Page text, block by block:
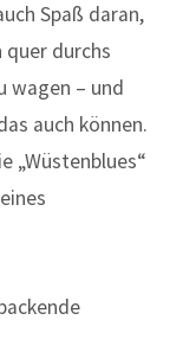
Spaß daran,
durchs
wagen – und
auch können.
„Wüstenblues“